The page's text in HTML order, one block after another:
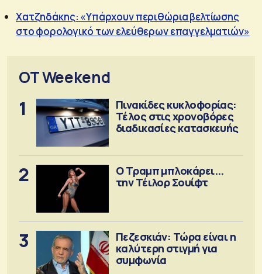
Χατζηδάκης: «Υπάρχουν περιθώρια βελτίωσης
στο φορολογικό των ελεύθερων επαγγελματιών»
OT Weekend
1
Πινακίδες κυκλοφορίας:
Τέλος στις χρονοβόρες
διαδικασίες κατασκευής
2
Ο Τραμπ μπλοκάρει...
την Τέιλορ Σουίφτ
3
Πεζεσκιάν: Τώρα είναι η
καλύτερη στιγμή για
συμφωνία